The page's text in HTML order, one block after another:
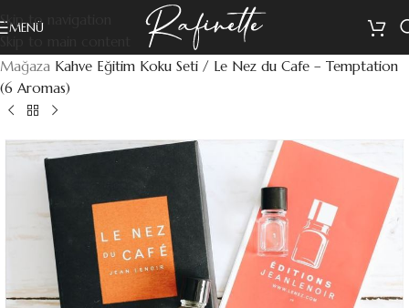
Skip to navigation
MENÜ
Mağaza Kahve Eğitim Koku Seti / Le Nez du Cafe – Temptation
(6 Aromas)